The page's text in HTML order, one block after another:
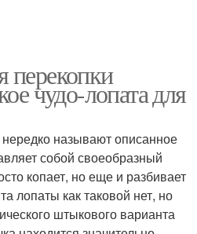
перекопки
чудо-лопата для
называют описанное
собой своеобразный
копает, но еще и разбивает
лопаты как таковой нет, но
штыкового варианта